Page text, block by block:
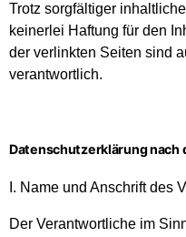
Trotz sorgfältiger
keinerlei Haftung für den
der verlinkten Seiten sind
verantwortlich.
Datenschutzerklärung nach
I. Name und Anschrift des
Der Verantwortliche im